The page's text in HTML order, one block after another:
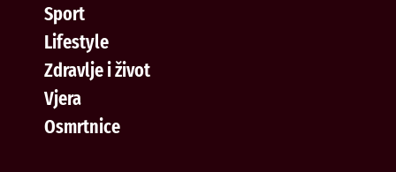
Sport
Lifestyle
Zdravlje i život
Vjera
Osmrtnice